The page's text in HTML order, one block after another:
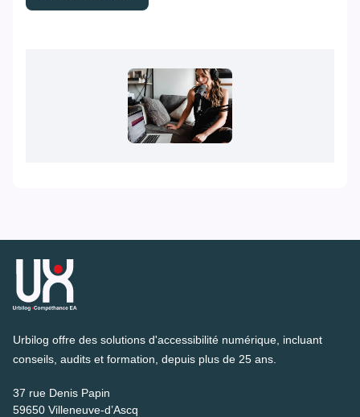
Urbilog offre des solutions d'accessibilité numérique, incluant
conseils, audits et formation, depuis plus de 25 ans.
37 rue Denis Papin
59650 Villeneuve-d’Ascq